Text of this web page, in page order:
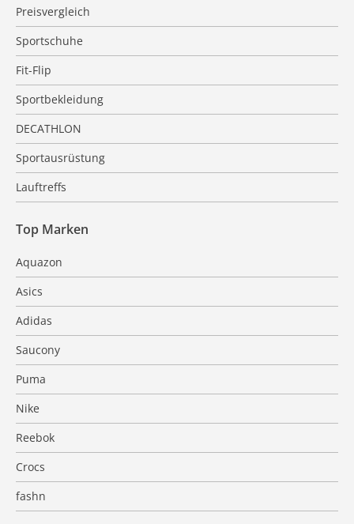
Preisvergleich
Sportschuhe
Fit-Flip
Sportbekleidung
DECATHLON
Sportausrüstung
Lauftreffs
Top Marken
Aquazon
Asics
Adidas
Saucony
Puma
Nike
Reebok
Crocs
fashn